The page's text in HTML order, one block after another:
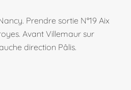
Prendre sortie N°19 Aix
Avant Villemaur sur
direction Pâlis.